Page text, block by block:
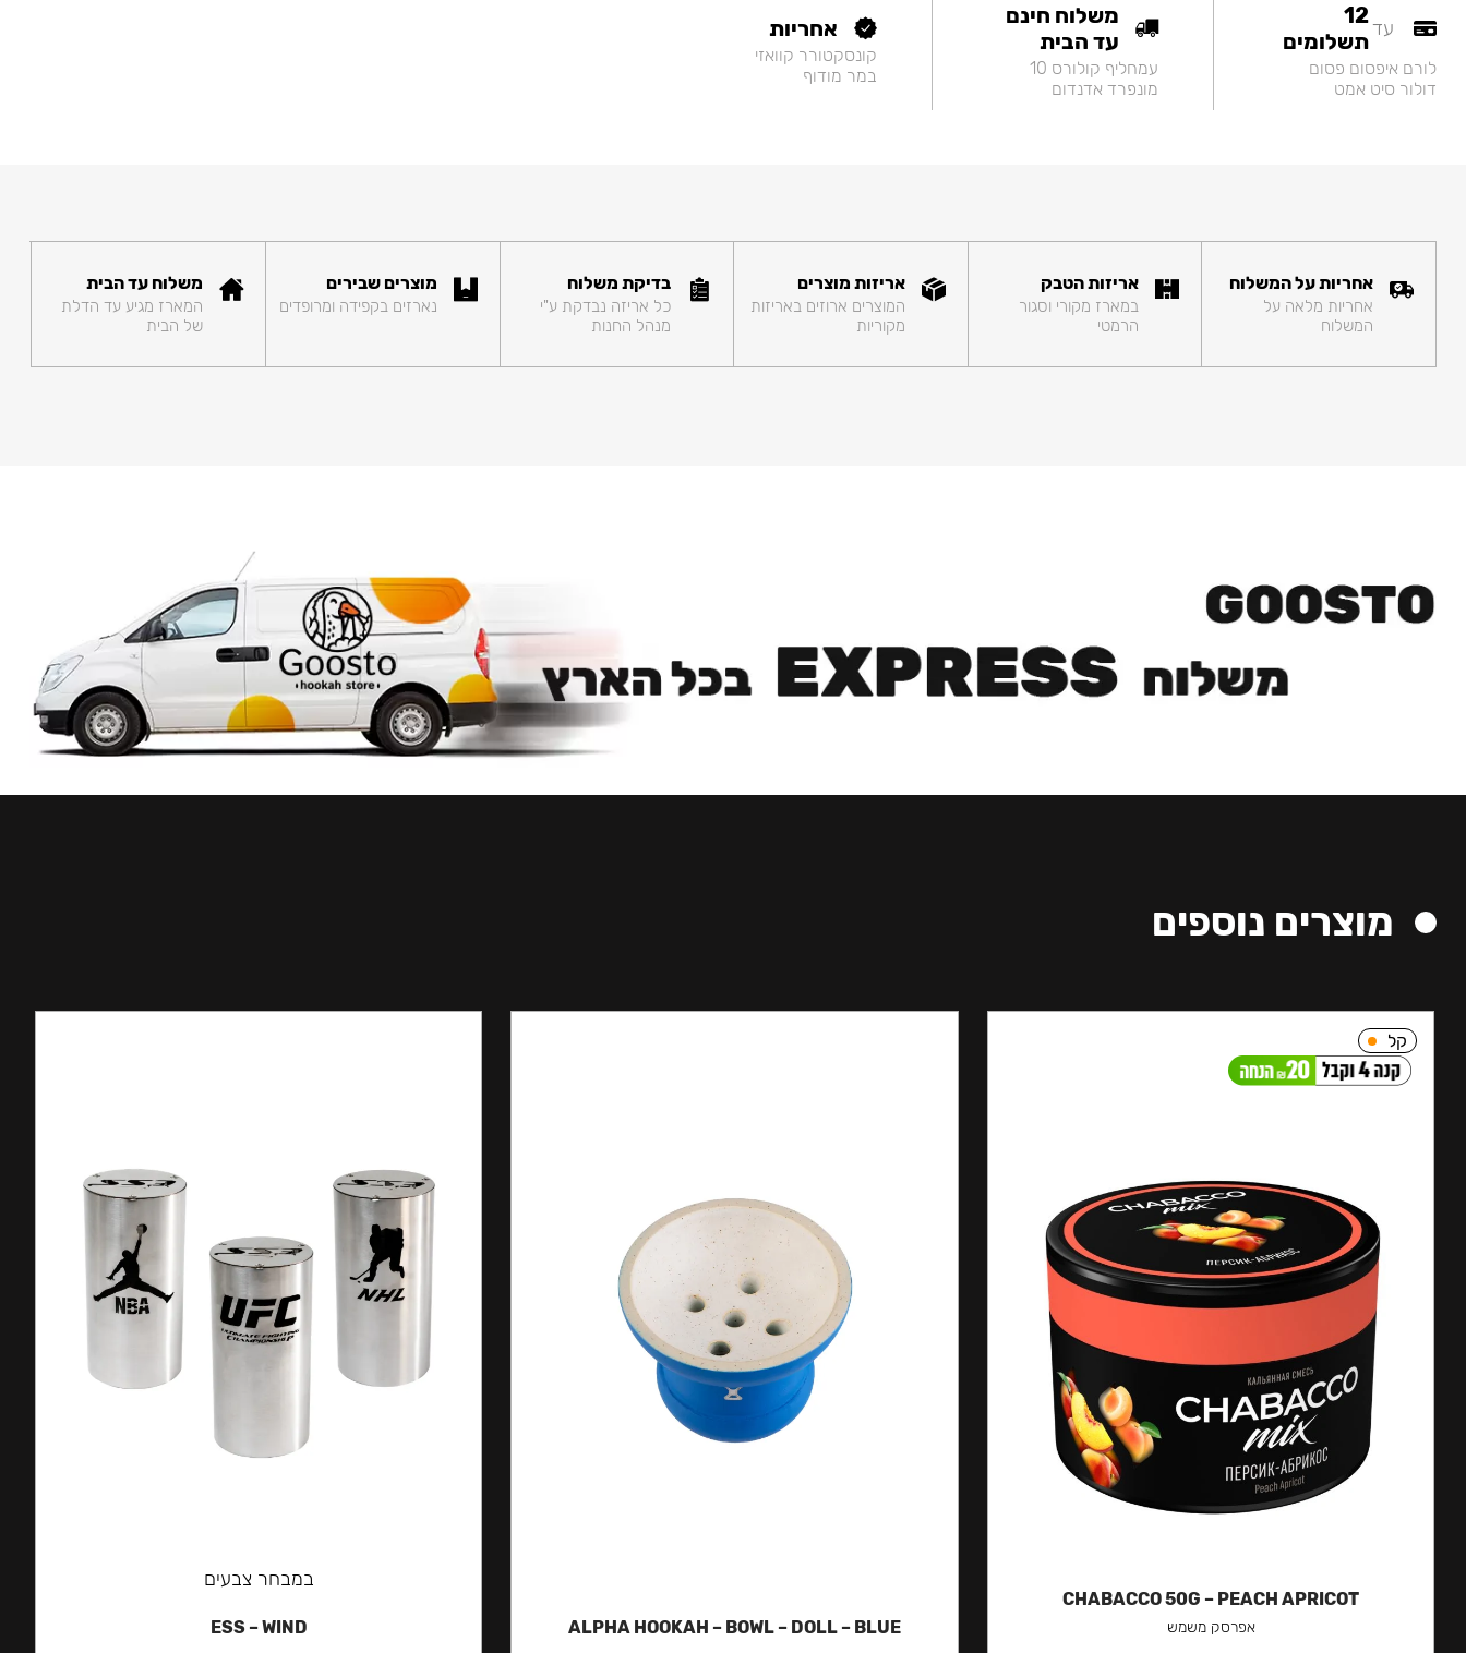
עד12
תשלומים
לורם איפסום פסום
דולור סיט אמט
משלוח חינם
עד הבית
עמחליף קולורס 10
מונפרד אדנדום
אחריות
קונסקטורר קוואזי
במר מודוף
אחריות על המשלוח
אחריות מלאה על
המשלוח
אריזות הטבק
במארז מקורי וסגור
הרמטי
אריזות מוצרים
המוצרים ארוזים באריזות
מקוריות
בדיקת משלוח
כל אריזה נבדקת ע"י
מנהל החנות
מוצרים שבירים
נארזים בקפידה ומרופדים
משלוח עד הבית
המארז מגיע עד הדלת
של הבית
מוצרים נוספים
קל
CHABACCO 50G – PEACH APRICOT
אפרסק משמש ALPHA HOOKAH – BOWL – DOLL – BLUE
במבחר צבעים
ESS – WIND